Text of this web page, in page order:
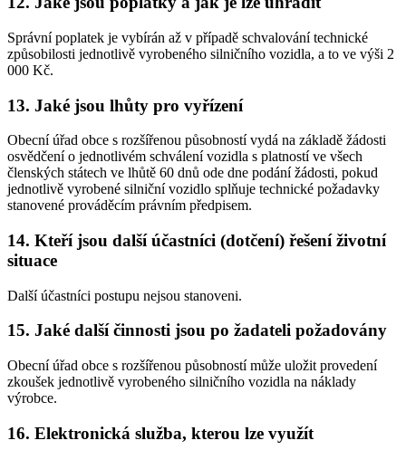
Správní poplatek je vybírán až v případě schvalování technické
způsobilosti jednotlivě vyrobeného silničního vozidla, a to ve výši 2
000 Kč.
13. Jaké jsou lhůty pro vyřízení
Obecní úřad obce s rozšířenou působností vydá na základě žádosti
osvědčení o jednotlivém schválení vozidla s platností ve všech
členských státech ve lhůtě 60 dnů ode dne podání žádosti, pokud
jednotlivě vyrobené silniční vozidlo splňuje technické požadavky
stanovené prováděcím právním předpisem.
14. Kteří jsou další účastníci (dotčení) řešení životní
situace
Další účastníci postupu nejsou stanoveni.
15. Jaké další činnosti jsou po žadateli požadovány
Obecní úřad obce s rozšířenou působností může uložit provedení
zkoušek jednotlivě vyrobeného silničního vozidla na náklady
výrobce.
16. Elektronická služba, kterou lze využít